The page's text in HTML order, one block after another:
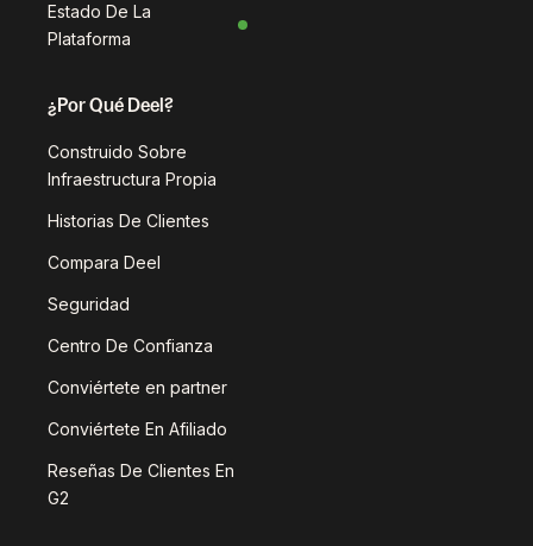
Estado De La
Plataforma
¿Por Qué Deel?
Construido Sobre
Infraestructura Propia
Historias De Clientes
Compara Deel
Seguridad
Centro De Confianza
Conviértete en partner
Conviértete En Afiliado
Reseñas De Clientes En
G2